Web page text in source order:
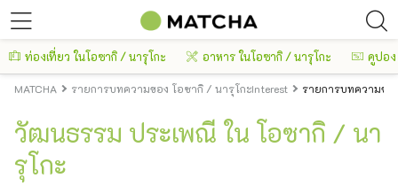
ท่องเที่ยว ในโอซากิ / นารุโกะ อาหาร ในโอซากิ / นารุโกะ คูปอง
MATCHA รายการบทความของ โอซากิ / นารุโกะInterest รายการบทความข
วัฒนธรรม ประเพณี ใน โอซากิ / นา
รุโกะ